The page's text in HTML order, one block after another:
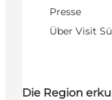
Presse
Über Visit
Die Region